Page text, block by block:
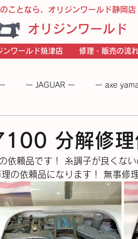
ことなら、オリジンワールド静岡
オリジンワールド
ンワールド焼津店 修理・販売の流
ー JAGUAR ー ー axe
分解修理
依頼品です！ 糸調子が良くな
の依頼品になります！ 無事修